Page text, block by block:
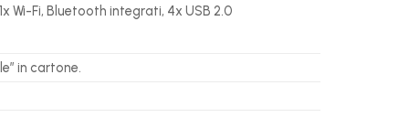
Wi-Fi, Bluetooth integrati, 4x USB 2.0
in cartone.